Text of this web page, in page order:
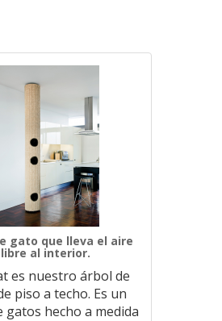
gato que lleva el aire
libre al interior.
es nuestro árbol de
piso a techo. Es un
gatos hecho a medida